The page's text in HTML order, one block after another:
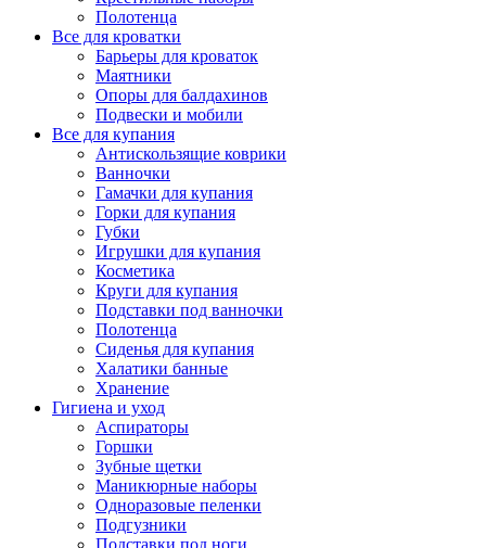
Полотенца
Все для кроватки
Барьеры для кроваток
Маятники
Опоры для балдахинов
Подвески и мобили
Все для купания
Антискользящие коврики
Ванночки
Гамачки для купания
Горки для купания
Губки
Игрушки для купания
Косметика
Круги для купания
Подставки под ванночки
Полотенца
Сиденья для купания
Халатики банные
Хранение
Гигиена и уход
Аспираторы
Горшки
Зубные щетки
Маникюрные наборы
Одноразовые пеленки
Подгузники
Подставки под ноги